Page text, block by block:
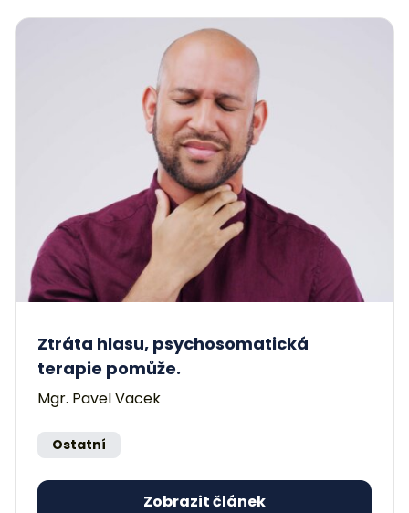
Ztráta hlasu, psychosomatická
terapie pomůže.
Mgr. Pavel Vacek
Ostatní
Zobrazit článek